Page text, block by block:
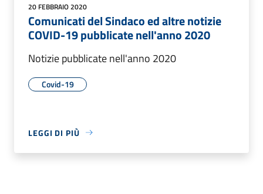
20 FEBBRAIO 2020
Comunicati del Sindaco ed altre notizie
COVID-19 pubblicate nell'anno 2020
Notizie pubblicate nell'anno 2020
Covid-19
LEGGI DI PIÙ